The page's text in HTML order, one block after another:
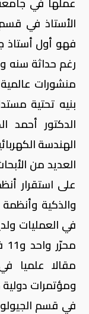
الأستاذ في
فهو أول أستاذ
منشورات
بنيه تحتية
الدكتور
الهندسة
العديد من
على استقرار
والذكية
في العمليات
مقالا علميا
ومؤتمرات
في قسم